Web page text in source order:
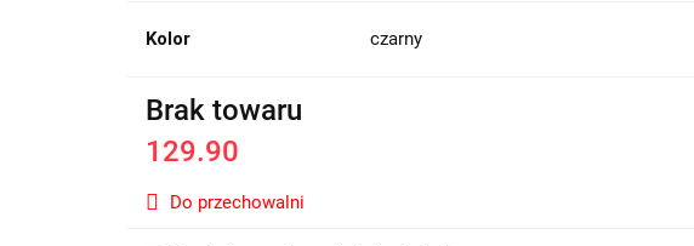
Kolor czarny
Brak towaru
129.90
Do przechowalni